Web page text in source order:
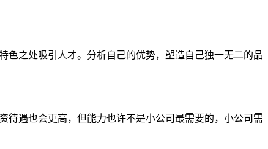
色之处吸引人才。分析自己的优势，塑造自己独一无二的品
待遇也会更高，但能力也许不是小公司最需要的，小公司需